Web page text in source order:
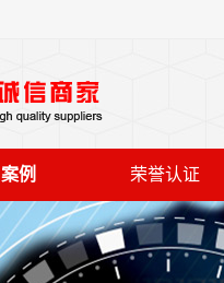
例 荣誉认证